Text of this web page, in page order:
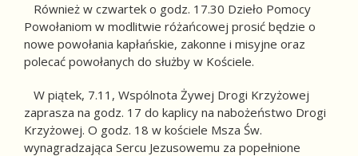
Również w czwartek o godz. 17.30 Dzieło Pomocy
Powołaniom w modlitwie różańcowej prosić będzie o
nowe powołania kapłańskie, zakonne i misyjne oraz
polecać powołanych do służby w Kościele.
W piątek, 7.11, Wspólnota Żywej Drogi Krzyżowej
zaprasza na godz. 17 do kaplicy na nabożeństwo Drogi
Krzyżowej. O godz. 18 w kościele Msza Św.
wynagradzająca Sercu Jezusowemu za popełnione